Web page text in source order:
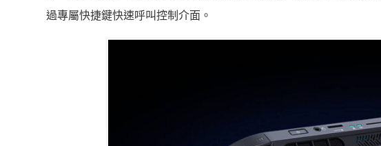
過專屬快捷鍵快速呼叫控制介面。